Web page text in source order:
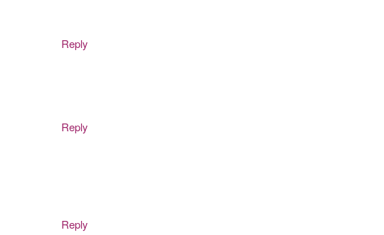
Reply
Reply
Reply